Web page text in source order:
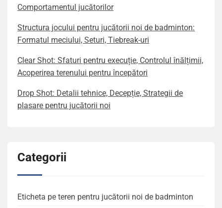
Comportamentul jucătorilor
Structura jocului pentru jucătorii noi de badminton:
Formatul meciului, Seturi, Tiebreak-uri
Clear Shot: Sfaturi pentru execuție, Controlul înălțimii,
Acoperirea terenului pentru începători
Drop Shot: Detalii tehnice, Decepție, Strategii de
plasare pentru jucătorii noi
Categorii
Eticheta pe teren pentru jucătorii noi de badminton